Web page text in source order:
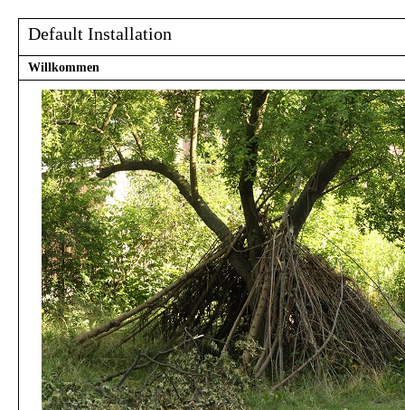
Default Installation
Willkommen